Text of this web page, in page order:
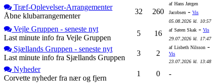
Træf-Oplevelser-Arrangementer
Åbne klubarrangementer
32 260
af Hans Jørgen
Jacobsen - Vis
05.08.2026 kl. 10:57
Vejle Gruppen - seneste nyt
Last minute info fra Vejle Gruppen
5 16 af Søren Skak - Vis
29.07.2026 kl. 17:47
Sjællands Gruppen - seneste nyt
Last minute info fra Sjællands Gruppen
3 2
af Lisbeth Nilsson -
Vis
23.07.2026 kl. 13:48
Nyheder
Corvette nyheder fra nær og fjern
1 0 -